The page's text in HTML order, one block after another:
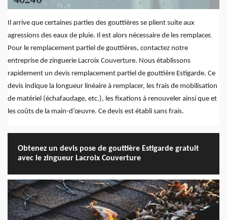
Il arrive que certaines parties des gouttières se plient suite aux
agressions des eaux de pluie. Il est alors nécessaire de les remplacer.
Pour le remplacement partiel de gouttières, contactez notre
entreprise de zinguerie Lacroix Couverture. Nous établissons
rapidement un devis remplacement partiel de gouttière Estigarde. Ce
devis indique la longueur linéaire à remplacer, les frais de mobilisation
de matériel (échafaudage, etc.), les fixations à renouveler ainsi que et
les coûts de la main-d’œuvre. Ce devis est établi sans frais.
Obtenez un devis pose de gouttière Estigarde gratuit
avec le zingueur Lacroix Couverture